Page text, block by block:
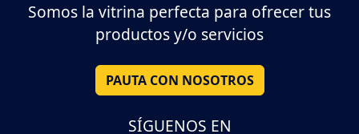
Somos la vitrina perfecta para ofrecer tus
productos y/o servicios
PAUTA CON NOSOTROS
SÍGUENOS EN